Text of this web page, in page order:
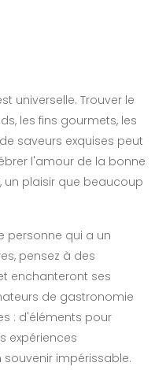
universelle. Trouver le
les fins gourmets, les
saveurs exquises peut
l'amour de la bonne
un plaisir que beaucoup
personne qui a un
pensez à des
enchanteront ses
de gastronomie
: d'éléments pour
expériences
impérissable.